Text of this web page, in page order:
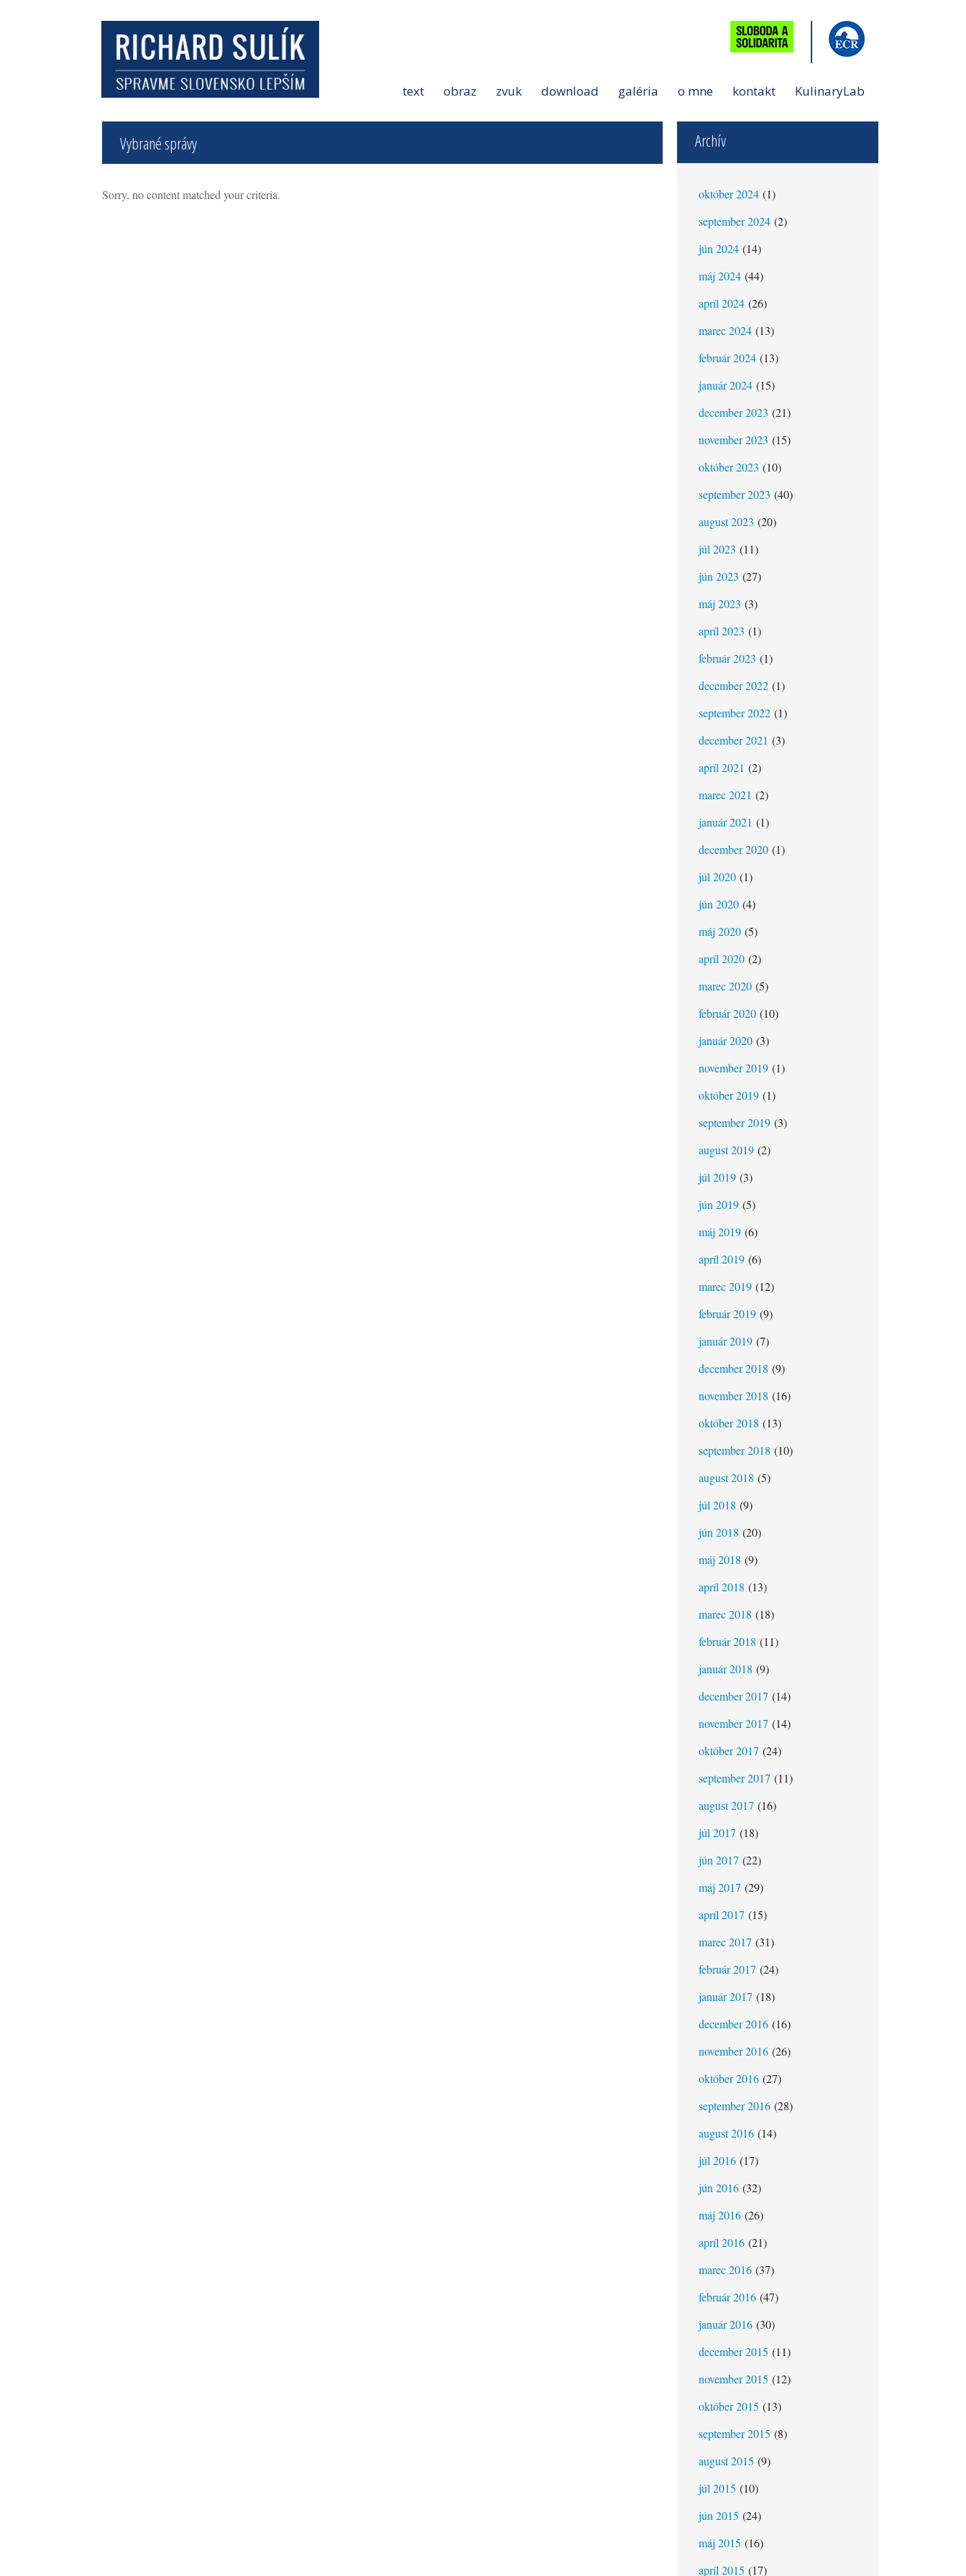
text obraz zvuk download galéria o mne kontakt KulinaryLab
Vybrané správy
Sorry, no content matched your criteria.
Archív
október 2024 (1)
september 2024 (2)
jún 2024 (14)
máj 2024 (44)
apríl 2024 (26)
marec 2024 (13)
február 2024 (13)
január 2024 (15)
december 2023 (21)
november 2023 (15)
október 2023 (10)
september 2023 (40)
august 2023 (20)
júl 2023 (11)
jún 2023 (27)
máj 2023 (3)
apríl 2023 (1)
február 2023 (1)
december 2022 (1)
september 2022 (1)
december 2021 (3)
apríl 2021 (2)
marec 2021 (2)
január 2021 (1)
december 2020 (1)
júl 2020 (1)
jún 2020 (4)
máj 2020 (5)
apríl 2020 (2)
marec 2020 (5)
február 2020 (10)
január 2020 (3)
november 2019 (1)
október 2019 (1)
september 2019 (3)
august 2019 (2)
júl 2019 (3)
jún 2019 (5)
máj 2019 (6)
apríl 2019 (6)
marec 2019 (12)
február 2019 (9)
január 2019 (7)
december 2018 (9)
november 2018 (16)
október 2018 (13)
september 2018 (10)
august 2018 (5)
júl 2018 (9)
jún 2018 (20)
máj 2018 (9)
apríl 2018 (13)
marec 2018 (18)
február 2018 (11)
január 2018 (9)
december 2017 (14)
november 2017 (14)
október 2017 (24)
september 2017 (11)
august 2017 (16)
júl 2017 (18)
jún 2017 (22)
máj 2017 (29)
apríl 2017 (15)
marec 2017 (31)
február 2017 (24)
január 2017 (18)
december 2016 (16)
november 2016 (26)
október 2016 (27)
september 2016 (28)
august 2016 (14)
júl 2016 (17)
jún 2016 (32)
máj 2016 (26)
apríl 2016 (21)
marec 2016 (37)
február 2016 (47)
január 2016 (30)
december 2015 (11)
november 2015 (12)
október 2015 (13)
september 2015 (8)
august 2015 (9)
júl 2015 (10)
jún 2015 (24)
máj 2015 (16)
apríl 2015 (17)